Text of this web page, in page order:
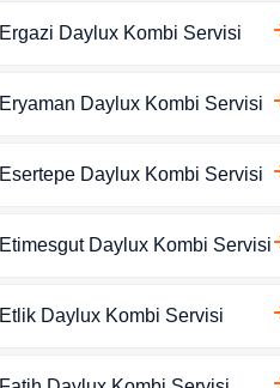
Ergazi Daylux Kombi Servisi
Eryaman Daylux Kombi Servisi
Esertepe Daylux Kombi Servisi
Etimesgut Daylux Kombi Servisi
Etlik Daylux Kombi Servisi